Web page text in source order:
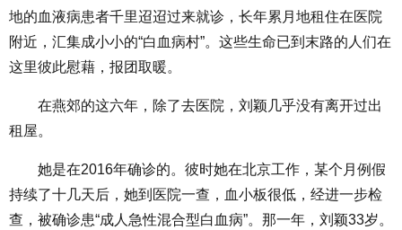
地的血液病患者千里迢迢过来就诊，长年累月地租住在医院
附近，汇集成小小的“白血病村”。这些生命已到末路的人们在
这里彼此慰藉，报团取暖。
在燕郊的这六年，除了去医院，刘颖几乎没有离开过出
租屋。
她是在2016年确诊的。彼时她在北京工作，某个月例假
持续了十几天后，她到医院一查，血小板很低，经进一步检
查，被确诊患“成人急性混合型白血病”。那一年，刘颖33岁。